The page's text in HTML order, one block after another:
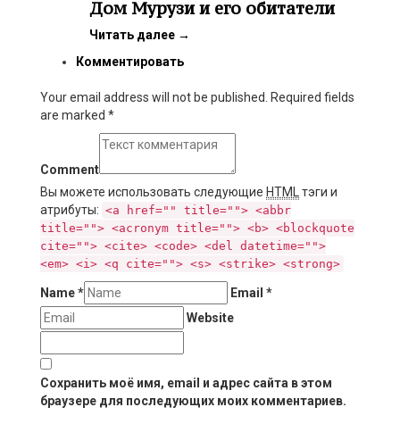
Дом Мурузи и его обитатели
Читать далее →
Комментировать
Your email address will not be published. Required fields
are marked *
Comment
Вы можете использовать следующие HTMLтэги и
атрибуты: <a href="" title=""> <abbr
title=""> <acronym title=""> <b> <blockquote
cite=""> <cite> <code> <del datetime="">
<em> <i> <q cite=""> <s> <strike> <strong>
Name* Email *
Website
Сохранить моё имя, email и адрес сайта в этом
браузере для последующих моих комментариев.